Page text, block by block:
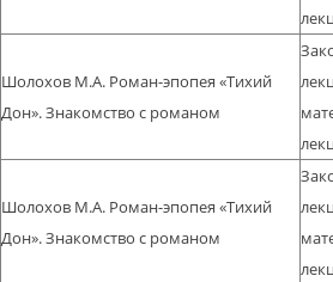
Шолохов М.А. Роман-эпопея «Тихий
Дон». Знакомство с романом
Шолохов М.А. Роман-эпопея «Тихий
Дон». Знакомство с романом